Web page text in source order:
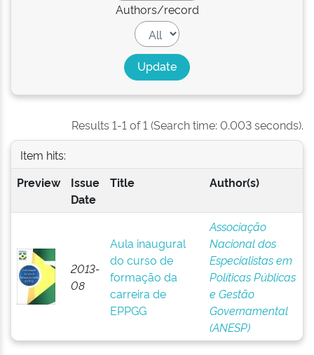
Authors/record
Results 1-1 of 1 (Search time: 0.003 seconds).
Item hits:
Preview
Issue
Date
Title Author(s)
2013-
08
Aula inaugural
do curso de
formação da
carreira de
EPPGG
Associação
Nacional dos
Especialistas em
Políticas Públicas
e Gestão
Governamental
(ANESP)